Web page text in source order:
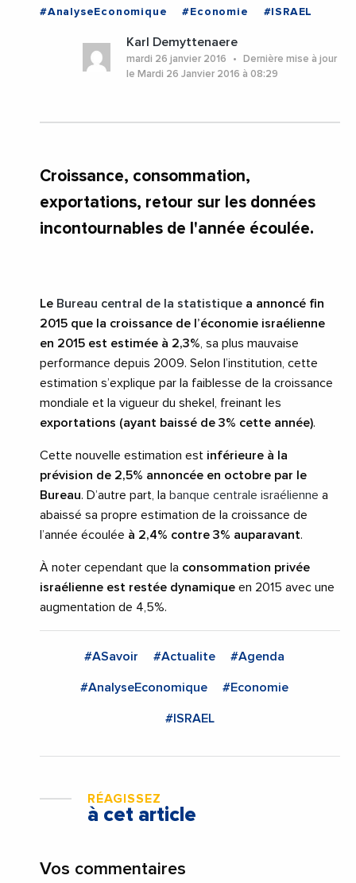
#AnalyseEconomique
#Economie #ISRAEL
Karl Demyttenaere
mardi 26 janvier 2016
Dernière mise à jour
le Mardi 26 Janvier 2016 à 08:29
Croissance, consommation,
exportations, retour sur les données
incontournables de l'année écoulée.
Le Bureau central de la statistique a annoncé fin
2015 que la croissance de l’économie israélienne
en 2015 est estimée à 2,3% , sa plus mauvaise
performance depuis 2009. Selon l’institution, cette
estimation s’explique par la faiblesse de la croissance
mondiale et la vigueur du shekel, freinant les
exportations (ayant baissé de 3% cette année).
Cette nouvelle estimation est inférieure à la
prévision de 2,5% annoncée en octobre par le
Bureau. D’autre part, la banque centrale israélienne a
abaissé sa propre estimation de la croissance de
l’année écoulée à 2,4% contre 3% auparavant.
À noter cependant que la consommation privée
israélienne est restée dynamique en 2015 avec une
augmentation de 4,5%.
#ASavoir #Actualite #Agenda
#AnalyseEconomique #Economie
#ISRAEL
RÉAGISSEZ
à cet article
Vos commentaires